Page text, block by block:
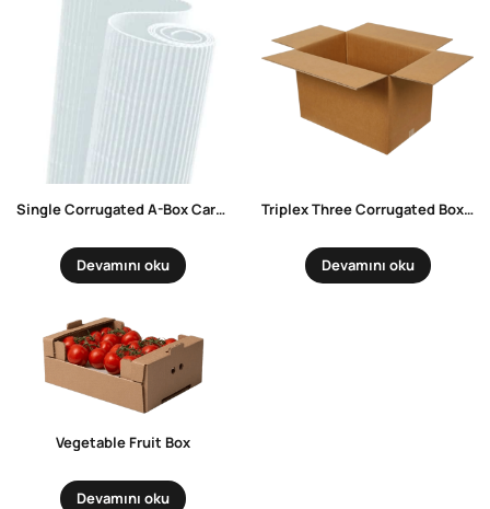
Single Corrugated A-Box Carrying Box White
Devamını oku
Triplex Three Corrugated Box – Kraft
Devamını oku
Vegetable Fruit Box
Devamını oku